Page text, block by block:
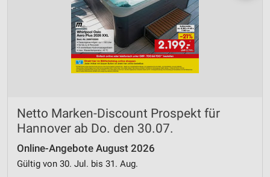
Netto Marken-Discount Prospekt für
Hannover ab Do. den 30.07.
Online-Angebote August 2026
Gültig von 30. Jul. bis 31. Aug.
Verwendung von Profilen zur Auswahl
personalisierter Inhalte
Messung der Werbeleistung
Messung der Performance von Inhalten
Kombinationen von Daten aus verschiedenen
Quellen
Verwendung reduzierter Daten zur Auswahl von